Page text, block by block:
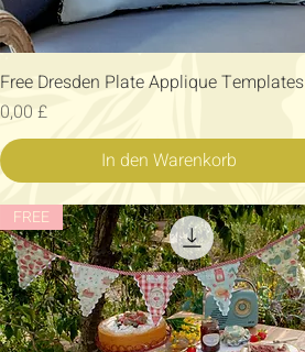
Schnellansicht
Free Dresden Plate Applique Templates
Preis
0,00 £
In den Warenkorb
FREE